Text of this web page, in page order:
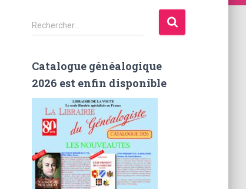
R
e
e
r
c
:
Rechercher…
Catalogue généalogique
2026 est enfin disponible